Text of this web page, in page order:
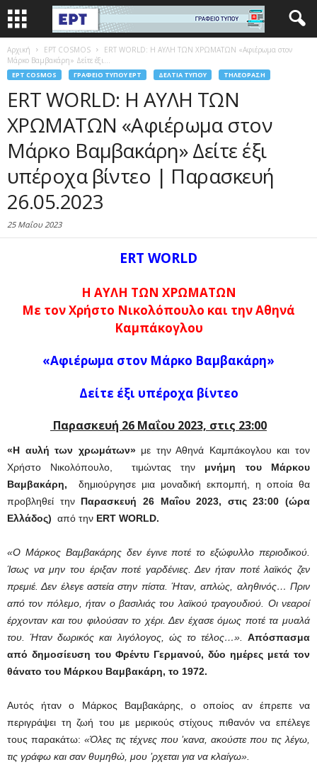
Αρχική EΡΤ COSMOS
ERT WORLD: Η ΑΥΛΗ ΤΩΝ ΧΡΩΜΑΤΩΝ «Αφιέρωμα στον
Μάρκο Βαμβακάρη» Δείτε έξι...
EΡΤ COSMOS ΓΡΑΦΕΊΟ ΤΎΠΟΥ ΕΡΤ ΔΕΛΤΊΑ ΤΎΠΟΥ ΤΗΛΕΌΡΑΣΗ
ERT WORLD: Η ΑΥΛΗ ΤΩΝ
ΧΡΩΜΑΤΩΝ «Αφιέρωμα στον
Μάρκο Βαμβακάρη» Δείτε έξι
υπέροχα βίντεο | Παρασκευή
26.05.2023
25 Μαΐου 2023
ERT WORLD
Η ΑΥΛΗ ΤΩΝ ΧΡΩΜΑΤΩΝ
Με τον Χρήστο Νικολόπουλο και την Αθηνά
Καμπάκογλου
«Αφιέρωμα στον Μάρκο Βαμβακάρη»
Δείτε έξι υπέροχα βίντεο
Παρασκευή 26 Μαΐου 2023, στις 23:00
«Η αυλή των χρωμάτων»με την Αθηνά Καμπάκογλου και τον
Χρήστο Νικολόπουλο, τιμώντας την μνήμη του Μάρκου
Βαμβακάρη, δημιούργησε μια μοναδική εκπομπή, η οποία θα
προβληθεί την Παρασκευή 26 Μαΐου2023, στις 23:00 (ώρα
Ελλάδος) από την ERT WORLD.
«Ο Μάρκος Βαμβακάρης δεν έγινε ποτέ το εξώφυλλο περιοδικού.
Ίσως να μην του έριξαν ποτέ γαρδένιες. Δεν ήταν ποτέ λαϊκός ζεν
πρεμιέ. Δεν έλεγε αστεία στην πίστα. Ήταν, απλώς, αληθινός… Πριν
από τον πόλεμο, ήταν ο βασιλιάς του λαϊκού τραγουδιού. Οι νεαροί
έρχονταν και του φιλούσαν το χέρι. Δεν έχασε όμως ποτέ τα μυαλά
του. Ήταν δωρικός και λιγόλογος, ώς το τέλος…». Απόσπασμα
από δημοσίευση του Φρέντυ Γερμανού, δύο ημέρες μετά τον
θάνατο του Μάρκου Βαμβακάρη, το 1972.
Αυτός ήταν ο Μάρκος Βαμβακάρης, ο οποίος αν έπρεπε να
περιγράψει τη ζωή του με μερικούς στίχους πιθανόν να επέλεγε
τους παρακάτω: «Όλες τις τέχνες που ’κανα, ακούστε που τις λέγω,
τις γράφω και σαν θυμηθώ, μου ’ρχεται για να κλαίγω».